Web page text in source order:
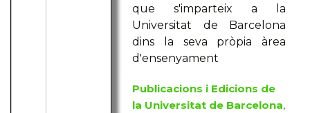
que s'imparteix a la
Universitat de Barcelona
dins la seva pròpia àrea
d'ensenyament
Publicacions i Edicions de
la Universitat de Barcelona,